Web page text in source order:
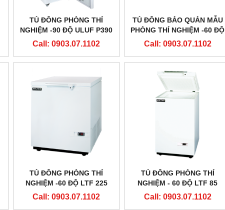
TỦ ĐÔNG PHÒNG THÍ
NGHIỆM -90 ĐỘ ULUF P390
HÃNG ARCTIKO - ĐAN
Call: 0903.07.1102
TỦ ĐÔNG BẢO QUẢN MẪU
PHÒNG THÍ NGHIỆM -60 ĐỘ
LTF 535 HÃNG ARCTIKO -
Call: 0903.07.1102
TỦ ĐÔNG PHÒNG THÍ
NGHIỆM -60 ĐỘ LTF 225
HÃNG ARCTIKO - ĐAN
Call: 0903.07.1102
TỦ ĐÔNG PHÒNG THÍ
NGHIỆM - 60 ĐỘ LTF 85
HÃNG ARCTIKO - ĐAN
Call: 0903.07.1102